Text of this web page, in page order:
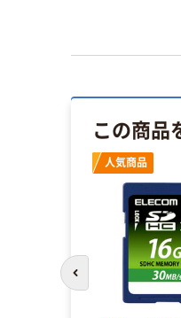
この商品
人気商品
前のスライドへ